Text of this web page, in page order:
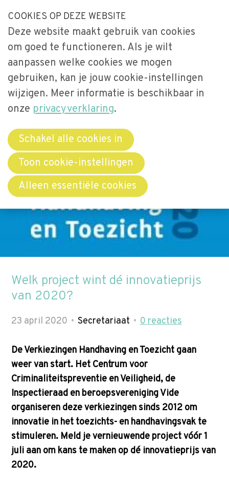
o
n
v
i
a
t
i
o
n
J
u
m
p
Our Phone Number:
033-2473461 Our Email Address:
secretariaat@videnet.nl
Menu
Welk project wint dé innovatieprijs
van 2020?
23 april 2020 Secretariaat 0reacties
De Verkiezingen Handhaving en Toezicht gaan
weer van start. Het Centrum voor
Criminaliteitspreventie en Veiligheid, de
Inspectieraad en beroepsvereniging Vide
organiseren deze verkiezingen sinds 2012 om
innovatie in het toezichts- en handhavingsvak te
stimuleren. Meld je vernieuwende project vóór 1
juli aan om kans te maken op dé innovatieprijs van
2020.
Home
Uitgelicht
Activiteiten
Over Vide
Leerstoel
Netwerken
Bibliotheek
Word lid
Contact
COOKIES OP DEZE WEBSITE
Deze website maakt gebruik van cookies
om goed te functioneren. Als je wilt
aanpassen welke cookies we mogen
gebruiken, kan je jouw cookie-instellingen
wijzigen. Meer informatie is beschikbaar in
onze privacyverklaring.
Schakel alle cookies in
Toon cookie-instellingen
Alleen essentiële cookies